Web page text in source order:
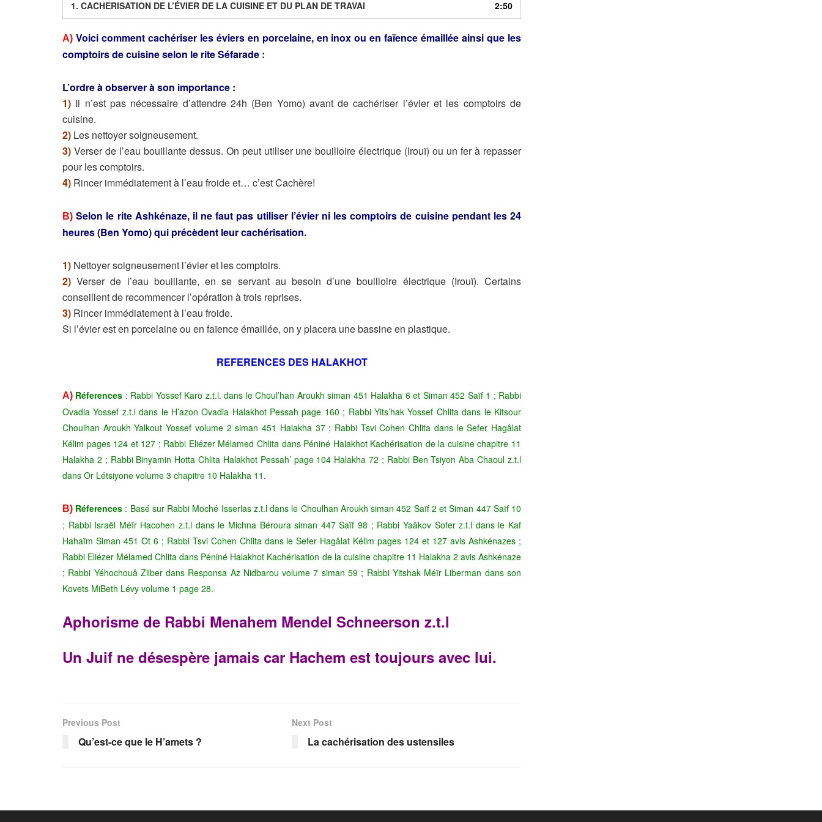
1. CACHERISATION DE L’ÉVIER DE LA CUISINE ET DU PLAN DE TRAVAI 2:50
A) Voici comment cachériser les éviers en porcelaine, en inox ou en faïence émaillée ainsi que les
comptoirs de cuisine selon le rite Séfarade :
L’ordre à observer à son importance :
1) Il n’est pas nécessaire d’attendre 24h (Ben Yomo) avant de cachériser l’évier et les comptoirs de
cuisine.
2) Les nettoyer soigneusement.
3) Verser de l’eau bouillante dessus. On peut utiliser une bouilloire électrique (Irouï) ou un fer à repasser
pour les comptoirs.
4) Rincer immédiatement à l’eau froide et… c’est Cachère!
B)Selon le rite Ashkénaze, il ne faut pas utiliser l’évier ni les comptoirs de cuisine pendant les 24
heures (Ben Yomo) qui précèdent leur cachérisation.
1) Nettoyer soigneusement l’évier et les comptoirs.
2) Verser de l’eau bouillante, en se servant au besoin d’une bouilloire électrique (Irouï). Certains
conseillent de recommencer l’opération à trois reprises.
3) Rincer immédiatement à l’eau froide.
Si l’évier est en porcelaine ou en faïence émaillée, on y placera une bassine en plastique.
REFERENCES DES HALAKHOT
A) Réferences : Rabbi Yossef Karo z.t.l. dans le Choul’han Aroukh siman 451 Halakha 6 et Siman 452 Saïf 1 ; Rabbi
Ovadia Yossef z.t.l dans le H’azon Ovadia Halakhot Pessah page 160 ; Rabbi Yits’hak Yossef Chlita dans le Kitsour
Choulhan Aroukh Yalkout Yossef volume 2 siman 451 Halakha 37 ; Rabbi Tsvi Cohen Chlita dans le Sefer Hagâlat
Kélim pages 124 et 127 ; Rabbi Eliézer Mélamed Chlita dans Péniné Halakhot Kachérisation de la cuisine chapitre 11
Halakha 2 ; Rabbi Binyamin Hotta Chlita Halakhot Pessah’ page 104 Halakha 72 ; Rabbi Ben Tsiyon Aba Chaoul z.t.l
dans Or Létsiyone volume 3 chapitre 10 Halakha 11 .
B) Réferences : Basé sur Rabbi Moché Isserlas z.t.l dans le Choulhan Aroukh siman 452 Saïf 2 et Siman 447 Saïf 10
; Rabbi Israël Méïr Hacohen z.t.l dans le Michna Béroura siman 447 Saïf 98 ; Rabbi Yaâkov Sofer z.t.l dans le Kaf
Hahaïm Siman 451 Ot 6 ; Rabbi Tsvi Cohen Chlita dans le Sefer Hagâlat Kélim pages 124 et 127 avis Ashkénazes ;
Rabbi Eliézer Mélamed Chlita dans Péniné Halakhot Kachérisation de la cuisine chapitre 11 Halakha 2 avis Ashkénaze
; Rabbi Yéhochouâ Zilber dans Responsa Az Nidbarou volume 7 siman 59 ; Rabbi Yitshak Méïr Liberman dans son
Kovets MiBeth Lévy volume 1 page 28.
Aphorisme de Rabbi Menahem Mendel Schneerson z.t.l
Un Juif ne désespère jamais car Hachem est toujours avec lui.
Previous Post
Qu’est-ce que le H’amets ?
Next Post
La cachérisation des ustensiles